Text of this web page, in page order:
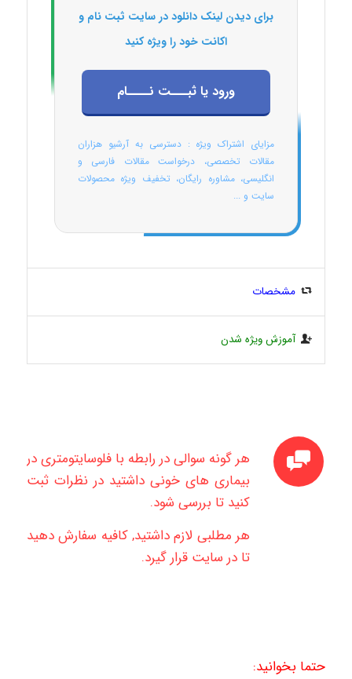
برای دیدن لینک دانلود در سایت ثبت نام و
اکانت خود را ویژه کنید
ورود یا ثبـــت نــــام
مزایای اشتراک ویژه : دسترسی به آرشیو هزاران
مقالات تخصصی، درخواست مقالات فارسی و
انگلیسی، مشاوره رایگان، تخفیف ویژه محصولات
سایت و ...
مشخصات
آموزش ویژه شدن
هر گونه سوالی در رابطه با فلوسایتومتری در
بیماری های خونی داشتید در نظرات ثبت
کنید تا بررسی شود.
هر مطلبی لازم داشتید, کافیه سفارش دهید
تا در سایت قرار گیرد.
حتما بخوانید: